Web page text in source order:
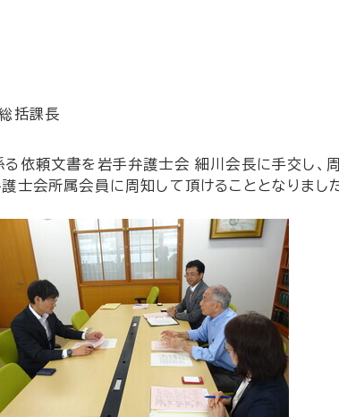
括課長
依頼文書を岩手弁護士会 細川会長に手交し、
士会所属会員に周知して頂けることとなりました